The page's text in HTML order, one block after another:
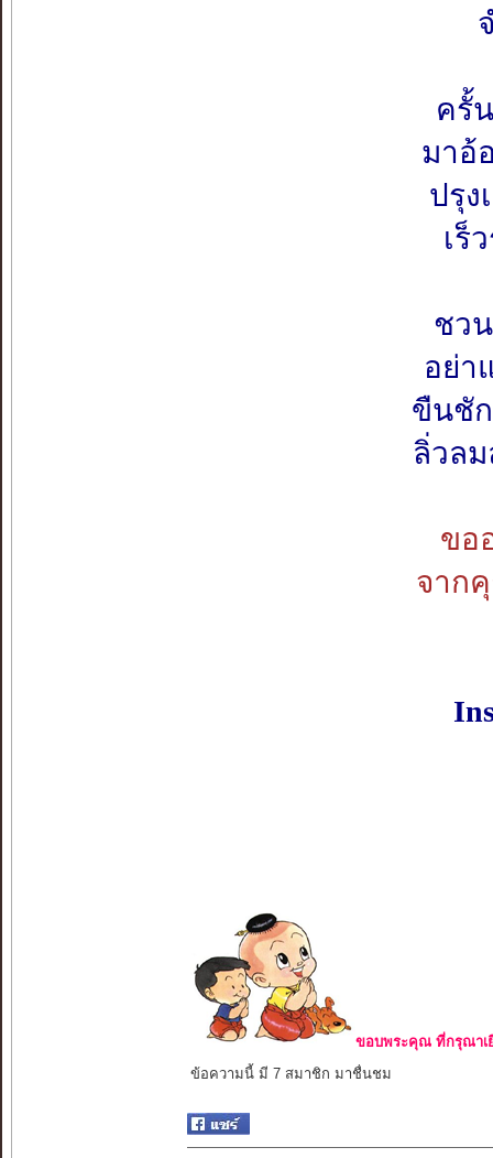
ครั้
มาอ้
ปรุง
เร็
ชว
อย่า
ขืนชั
ลิ่วล
ขอ
จาก
ขอบพระคุณ ที่กรุณาเ
ข้อความนี้ มี 7 สมาชิก มาชื่นชม